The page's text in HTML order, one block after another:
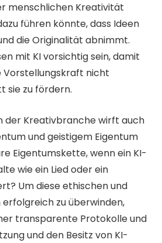
menschlichen Kreativität
führen könnte, dass Ideen
die Originalität abnimmt.
mit KI vorsichtig sein, damit
Vorstellungskraft nicht
sie zu fördern.
der Kreativbranche wirft auch
und geistigem Eigentum
Eigentumskette, wenn ein KI-
wie ein Lied oder ein
Um diese ethischen und
zu überwinden,
transparente Protokolle und
und den Besitz von KI-